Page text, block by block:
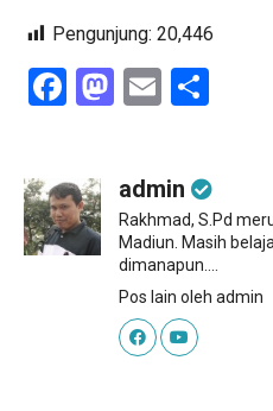
Pengunjung: 20,446
Facebook
Mastodon
Email
admin
Rakhmad, S.Pd
Madiun. Masih
dimanapun....
Pos lain oleh admin